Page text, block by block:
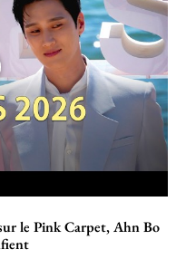
le Pink Carpet, Ahn Bo